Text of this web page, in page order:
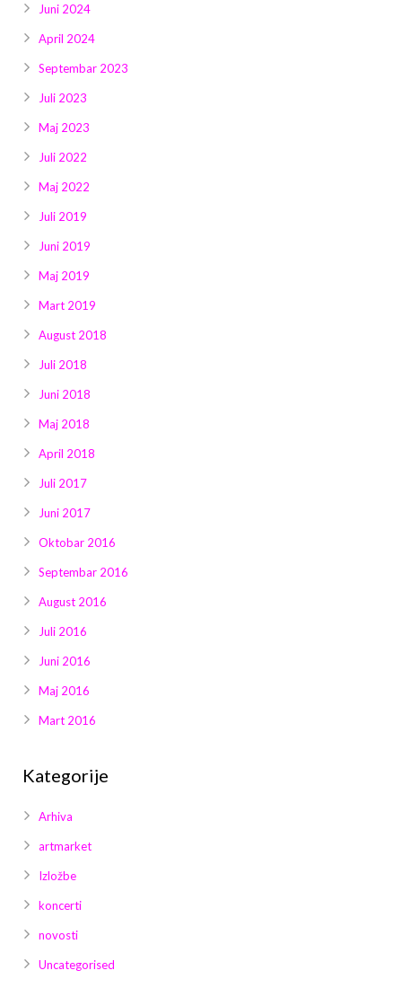
Juni 2024
April 2024
Septembar 2023
Juli 2023
Maj 2023
Juli 2022
Maj 2022
Juli 2019
Juni 2019
Maj 2019
Mart 2019
August 2018
Juli 2018
Juni 2018
Maj 2018
April 2018
Juli 2017
Juni 2017
Oktobar 2016
Septembar 2016
August 2016
Juli 2016
Juni 2016
Maj 2016
Mart 2016
Kategorije
Arhiva
artmarket
Izložbe
koncerti
novosti
Uncategorised